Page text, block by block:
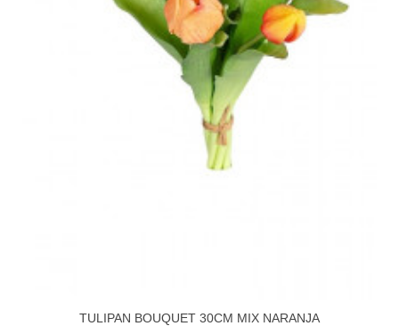
TULIPAN BOUQUET 30CM MIX NARANJA